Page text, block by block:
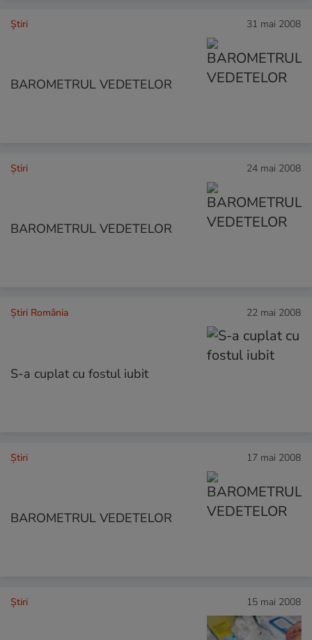
Ştiri 31 mai 2008
BAROMETRUL VEDETELOR
Ştiri 24 mai 2008
BAROMETRUL VEDETELOR
Știri România 22 mai 2008
S-a cuplat cu fostul iubit
Ştiri 17 mai 2008
BAROMETRUL VEDETELOR
Ştiri 15 mai 2008